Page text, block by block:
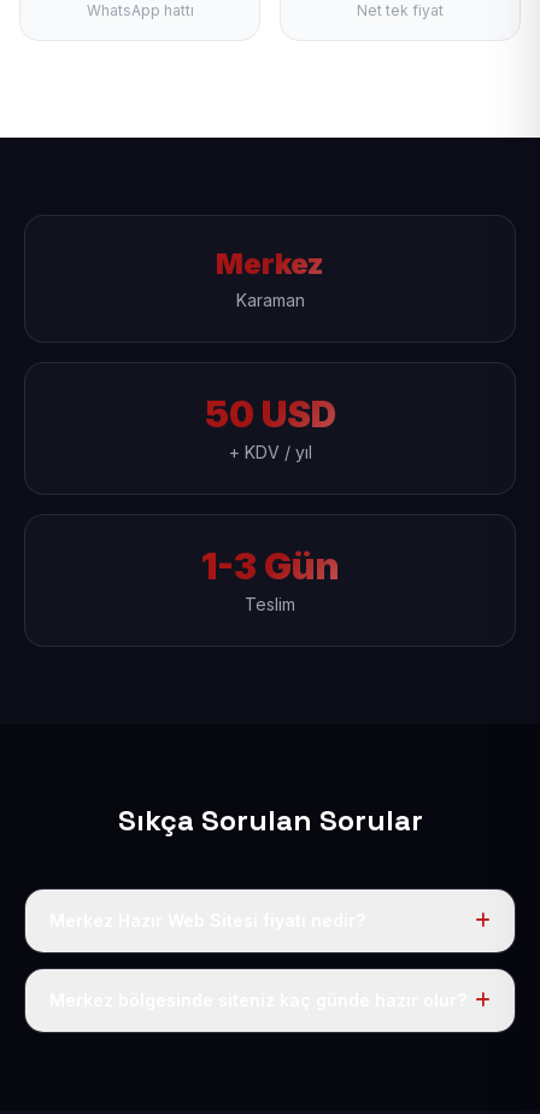
WhatsApp hattı
Net tek fiyat
Merkez
Karaman
50 USD
+ KDV / yıl
1-3 Gün
Teslim
Sıkça Sorulan Sorular
Tek fiyat uygulanır: yıllık 50 USD + KDV. Bu bedele alan